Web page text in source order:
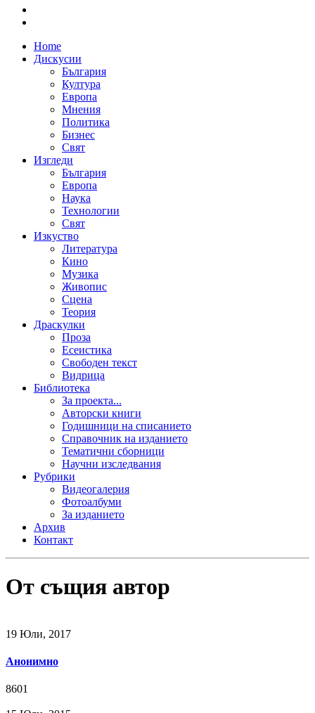
Home
Дискусии
България
Култура
Европа
Мнения
Политика
Бизнес
Свят
Изгледи
България
Европа
Наука
Технологии
Свят
Изкуство
Литература
Кино
Музика
Живопис
Сцена
Теория
Драскулки
Проза
Есеистика
Свободен текст
Видрица
Библиотека
За проекта...
Авторски книги
Годишници на списанието
Справочник на изданието
Тематични сборници
Научни изследвания
Рубрики
Видеогалерия
Фотоалбуми
За изданието
Архив
Контакт
От същия автор
19 Юли, 2017
Анонимно
8601